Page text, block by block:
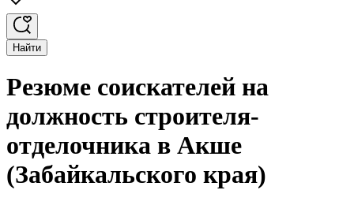
Найти
Резюме соискателей на
должность строителя-
отделочника в Акше
(Забайкальского края)